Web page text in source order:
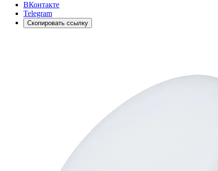
ВКонтакте
Telegram
Скопировать ссылку